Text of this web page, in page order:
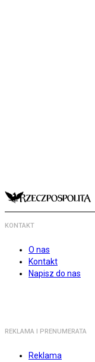
KONTAKT
O nas
Kontakt
Napisz do nas
REKLAMA I PRENUMERATA
Reklama